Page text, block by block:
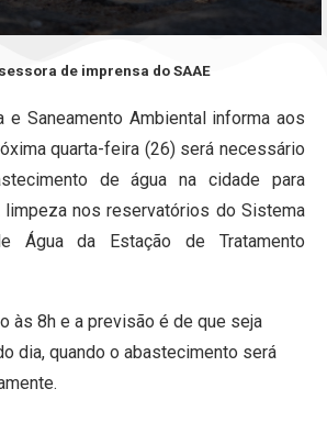
de imprensa do SAAE
e Saneamento Ambiental informa aos
quarta-feira (26) será necessário
de água na cidade para
limpeza nos reservatórios do Sistema
Água da Estação de Tratamento
às 8h e a previsão é de que seja
dia, quando o abastecimento será